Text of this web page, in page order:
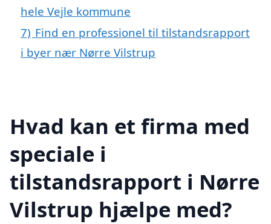
hele Vejle kommune
7) Find en professionel til tilstandsrapport
i byer nær Nørre Vilstrup
Hvad kan et firma med
speciale i
tilstandsrapport i Nørre
Vilstrup hjælpe med?